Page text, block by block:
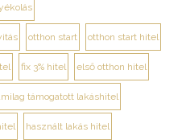
otthon start otthon start hitel
fix 3% hitel első otthon hitel
támogatott lakáshitel
használt lakás hitel